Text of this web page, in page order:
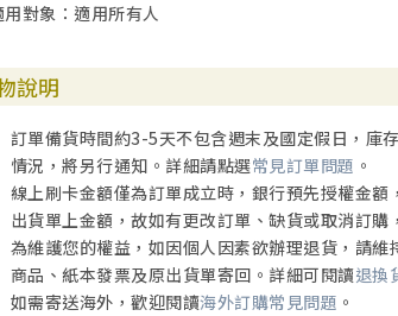
用對象：適用所有人
說明
訂單備貨時間約3-5天不包含週末及國定假日，庫
情況，將另行通知。詳細請點選常見訂單問題 。
線上刷卡金額僅為訂單成立時，銀行預先授權金
出貨單上金額，故如有更改訂單、缺貨或取消訂購
為維護您的權益，如因個人因素欲辦理退貨，請
商品、紙本發票及原出貨單寄回。詳細可閱讀退換
如需寄送海外，歡迎閱讀海外訂購常見問題 。